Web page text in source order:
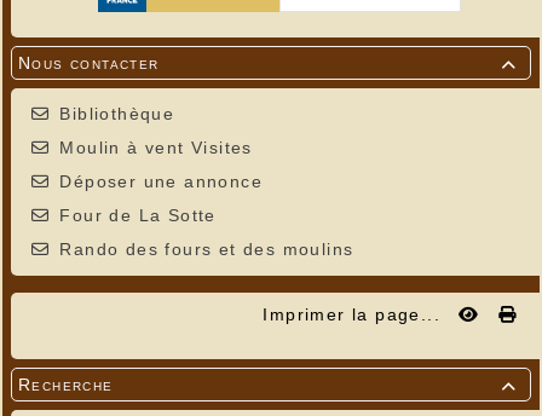

Nous contacter
Bibliothèque
Moulin à vent Visites
Déposer une annonce
Four de La Sotte
Rando des fours et des moulins
Imprimer la page...

Recherche